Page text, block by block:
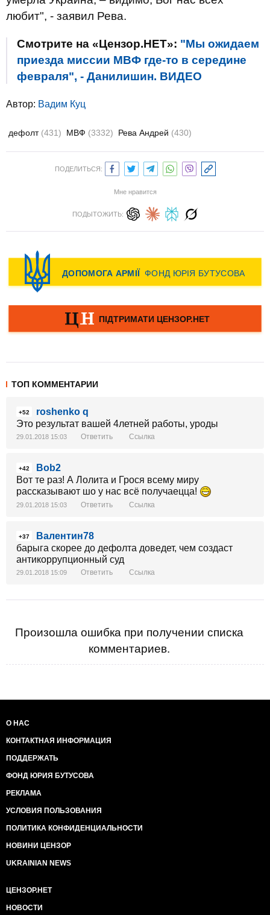
любит", - заявил Рева.
Смотрите на «Цензор.НЕТ»: "Мы ожидаем
приезда миссии МВФ где-то в середине
февраля", - Данилишин. ВИДЕО
Автор: Вадим Куц
дефолт (431) МВФ (3332) Рева Андрей (430)
ПОДЕЛИТЬСЯ:
Мне нравится
ПОДЫТОЖИТЬ:
ТОП КОММЕНТАРИИ
+52
roshenko q
Это результат вашей 4летней работы, уроды
29.01.2018 15:03 Ответить Ссылка
+42
Bob2
Вот те раз! А Лолита и Грося всему миру
рассказывают шо у нас всё получаецца!
29.01.2018 15:03 Ответить Ссылка
+37
Валентин78
барыга скорее до дефолта доведет, чем создаст
антикоррупционный суд
29.01.2018 15:09 Ответить Ссылка
Произошла ошибка при получении списка
комментариев.
О НАС
КОНТАКТНАЯ ИНФОРМАЦИЯ
ПОДДЕРЖАТЬ
ФОНД ЮРИЯ БУТУСОВА
РЕКЛАМА
УСЛОВИЯ ПОЛЬЗОВАНИЯ
ПОЛИТИКА КОНФИДЕНЦИАЛЬНОСТИ
НОВИНИ ЦЕНЗОР
UKRAINIAN NEWS
ЦЕНЗОР.НЕТ
НОВОСТИ